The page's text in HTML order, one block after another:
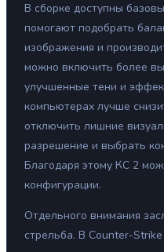
В сборке доступны
помогают подобрать
изображения и
можно включить более
улучшенные тени и
компьютерах лучше
отключить лишние
разрешение и выбрать
Благодаря этому КС 2
конфигурации.
Отдельного внимания
стрельба. В Counter-